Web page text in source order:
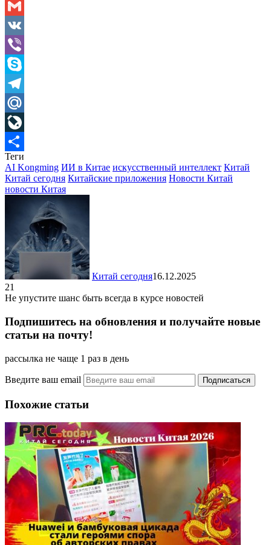
Odnoklassniki
Gmail
VK
Viber
Skype
Telegram
Mail.Ru
LiveJournal
Отправить
Теги
AI Kongming ИИ в Китае искусственный интеллект Китай
Китай сегодня Китайские приложения Новости Китай
новости Китая
Китай сегодня16.12.2025
21
Не упустите шанс быть всегда в курсе новостей
Подпишитесь на обновления и получайте новые
статьи на почту!
рассылка не чаще 1 раз в день
Введите ваш email
Похожие статьи